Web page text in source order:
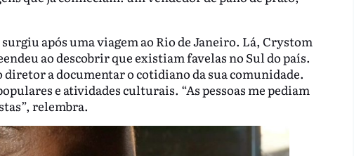
após uma viagem ao Rio de Janeiro. Lá, Crystom
ao descobrir que existiam favelas no Sul do país.
a documentar o cotidiano da sua comunidade.
e atividades culturais. “As pessoas me pediam
relembra.